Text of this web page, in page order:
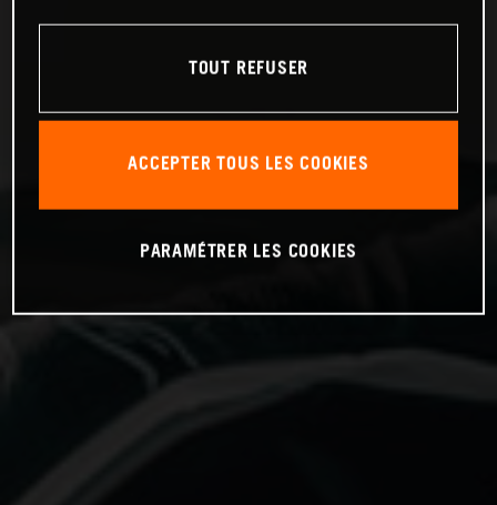
TOUT REFUSER
ACCEPTER TOUS LES COOKIES
PARAMÉTRER LES COOKIES